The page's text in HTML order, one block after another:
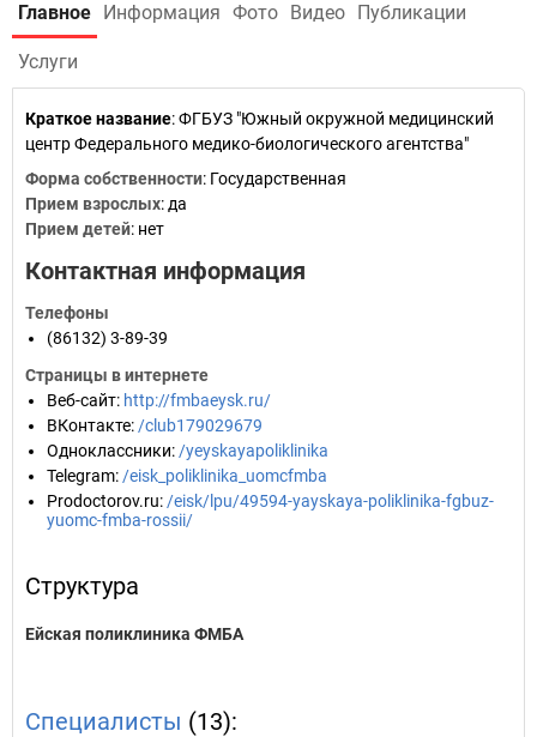
Главное Информация Фото Видео Публикации
Услуги
Краткое название:ФГБУЗ "Южный окружной медицинский
центр Федерального медико-биологического агентства"
Форма собственности: Государственная
Прием взрослых: да
Прием детей: нет
Контактная информация
Телефоны
(86132) 3-89-39
Страницы в интернете
Веб-сайт: http://fmbaeysk.ru/
ВКонтакте: /club179029679
Одноклассники: /yeyskayapoliklinika
Telegram: /eisk_poliklinika_uomcfmba
Prodoctorov.ru: /eisk/lpu/49594-yayskaya-poliklinika-fgbuz-
yuomc-fmba-rossii/
Структура
Ейская поликлиника ФМБА
Специалисты (13):